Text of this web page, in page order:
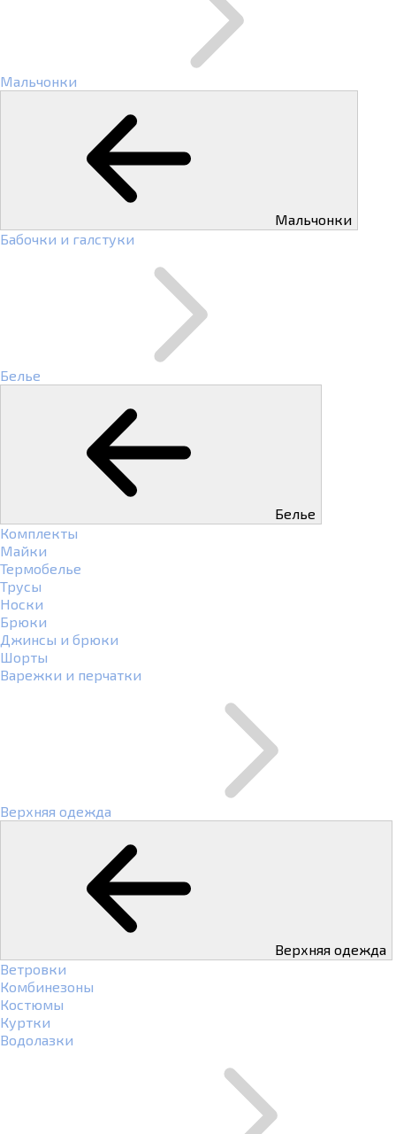
Мальчонки
Мальчонки
Бабочки и галстуки
Белье
Белье
Комплекты
Майки
Термобелье
Трусы
Носки
Брюки
Джинсы и брюки
Шорты
Варежки и перчатки
Верхняя одежда
Верхняя одежда
Ветровки
Комбинезоны
Костюмы
Куртки
Водолазки